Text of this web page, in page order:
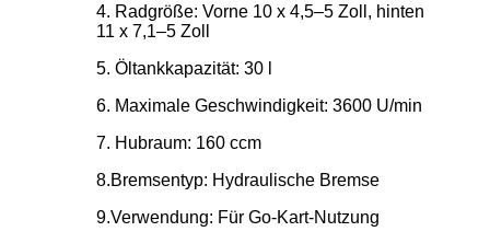
4. Radgröße: Vorne 10 x 4,5–5 Zoll, hinten
11 x 7,1–5 Zoll
5. Öltankkapazität: 30 l
6. Maximale Geschwindigkeit: 3600 U/min
7. Hubraum: 160 ccm
8.Bremsentyp: Hydraulische Bremse
9.Verwendung: Für Go-Kart-Nutzung